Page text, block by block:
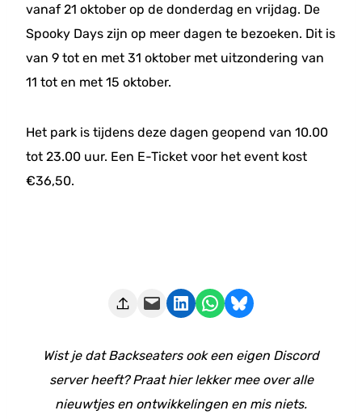
vanaf 21 oktober op de donderdag en vrijdag. De
Spooky Days zijn op meer dagen te bezoeken. Dit is
van 9 tot en met 31 oktober met uitzondering van
11 tot en met 15 oktober.
Het park is tijdens deze dagen geopend van 10.00
tot 23.00 uur. Een E-Ticket voor het event kost
€36,50.
Deze pagina e-mailen Delen op LinkedIn Delen via WhatsApp Share on Bluesky
Wist je dat Backseaters ook een eigen Discord
server heeft? Praat hier lekker mee over alle
nieuwtjes en ontwikkelingen en mis niets.